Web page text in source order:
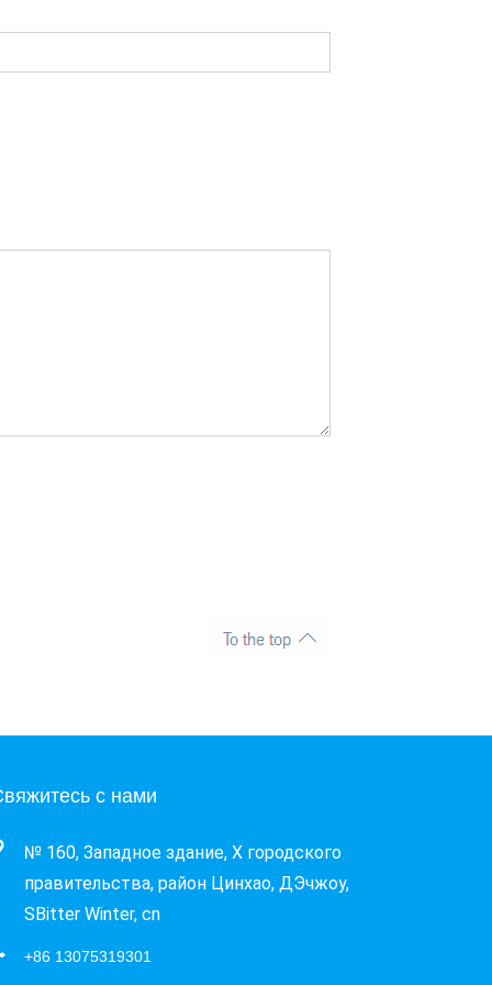
с нами
№ 160, Западное здание, X городского
правительства, район Цинхао, ДЭчжоу,
SBitter Winter, cn
+86 13075319301